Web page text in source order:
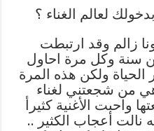
لعالم الغناء ؟
زالم وقد ارتبطت
سنة وكل مرة احاول
ولكن هذه المرة
من شجعتني لغناء
واحبت الأغنية كثيرأ
نالت أعجاب الكثير ..